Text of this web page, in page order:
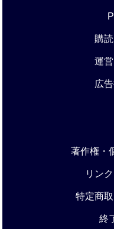
購
運
広
著作権・
リン
特定商
終